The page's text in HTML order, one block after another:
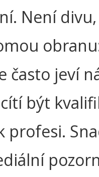
Není
často jeví
být
profesi.